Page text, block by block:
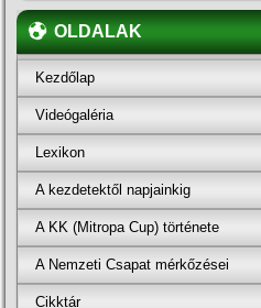
OLDALAK
Kezdőlap
Videógaléria
Lexikon
A kezdetektől napjainkig
A KK (Mitropa Cup) története
A Nemzeti Csapat mérkőzései
Cikktár